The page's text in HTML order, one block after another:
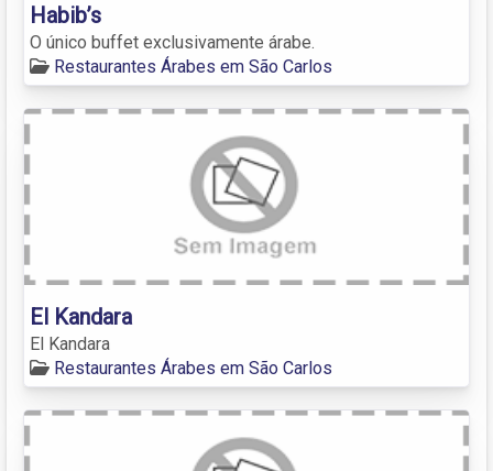
Habib’s
O único buffet exclusivamente árabe.
Restaurantes Árabes em São Carlos
El Kandara
El Kandara
Restaurantes Árabes em São Carlos